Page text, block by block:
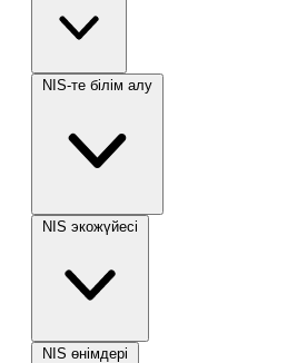
NIS-те білім алу
NIS экожүйесі
NIS өнімдері